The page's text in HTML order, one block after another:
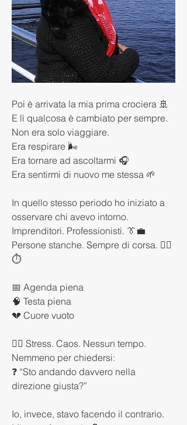
Poi è arrivata la mia prima crociera 🚢
E lì qualcosa è cambiato per sempre.
Non era solo viaggiare.
Era respirare 🌬️
Era tornare ad ascoltarmi 🎧
Era sentirmi di nuovo me stessa 🌱
In quello stesso periodo ho iniziato a
osservare chi avevo intorno.
Imprenditori. Professionisti. 👔💼
Persone stanche. Sempre di corsa. 🏃‍♂️
⏱️
📅 Agenda piena
🧠 Testa piena
💔 Cuore vuoto
😮‍💨 Stress. Caos. Nessun tempo.
Nemmeno per chiedersi:
❓ “Sto andando davvero nella
direzione giusta?”
Io, invece, stavo facendo il contrario.